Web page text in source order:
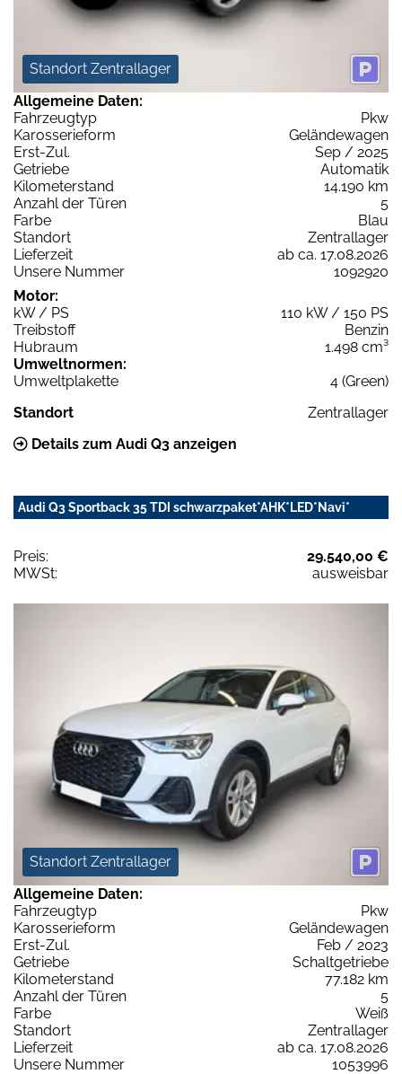
Standort Zentrallager
Allgemeine Daten:
Fahrzeugtyp
Pkw
Karosserieform
Geländewagen
Erst-Zul.
Sep / 2025
Getriebe
Automatik
Kilometerstand
14.190 km
Anzahl der Türen
5
Farbe
Blau
Standort
Zentrallager
Lieferzeit
ab ca. 17.08.2026
Unsere Nummer
1092920
Motor:
kW / PS
110 kW / 150 PS
Treibstoff
Benzin
Hubraum
1.498 cm³
Umweltnormen:
Umweltplakette
4 (Green)
Standort
Zentrallager
Details zum Audi Q3 anzeigen
Audi Q3 Sportback 35 TDI schwarzpaket*AHK*LED*Navi*
Preis:
29.540,00 €
MWSt:
ausweisbar
Standort Zentrallager
Allgemeine Daten:
Fahrzeugtyp
Pkw
Karosserieform
Geländewagen
Erst-Zul.
Feb / 2023
Getriebe
Schaltgetriebe
Kilometerstand
77.182 km
Anzahl der Türen
5
Farbe
Weiß
Standort
Zentrallager
Lieferzeit
ab ca. 17.08.2026
Unsere Nummer
1053996